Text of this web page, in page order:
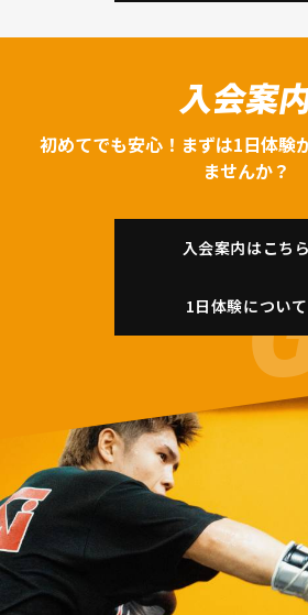
入会案
初めてでも安心！まずは1日体験
ませんか？
入会案内はこちら
1日体験について